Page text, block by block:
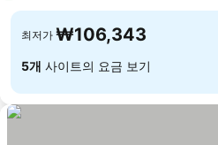
최저가 ₩106,343
5개 사이트의 요금 보기